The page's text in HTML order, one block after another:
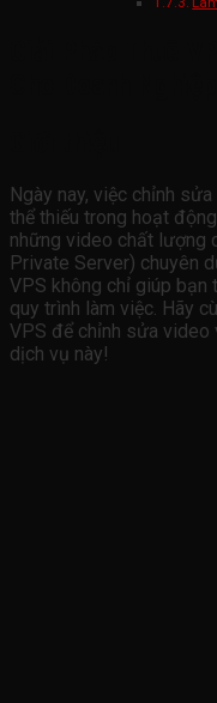
Ngày nay, việc chỉnh
thể thiếu trong hoạt
những video chất lượng
Private Server) chuyên
VPS không chỉ giúp bạn
quy trình làm việc. Hãy
VPS để chỉnh sửa video
dịch vụ này!